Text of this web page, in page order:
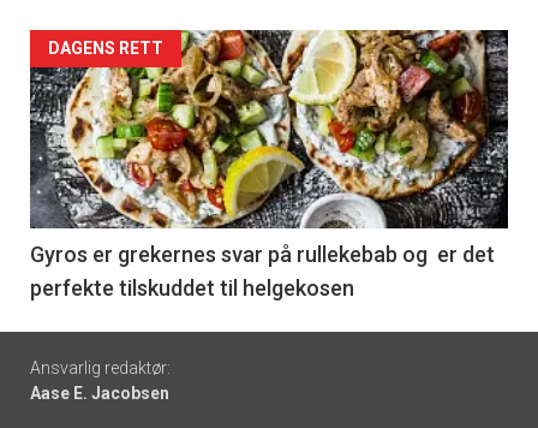
Forsiden
akkurat
nå
-
6
DAGENS RETT
Gyros er grekernes svar på rullekebab og er det
perfekte tilskuddet til helgekosen
Footer
-
Ansvarlig redaktør:
Aase E. Jacobsen